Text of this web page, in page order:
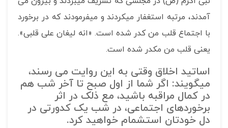
آمدند، مرتبه استغفار می­کردند و می­فرمودند که در برخورد
با اجتماع قلب من کدر شده است. «انه لیغان علی قلبی».
یعنی قلب من مکدر شده است.
اساتید اخلاق وقتی به این روایت می رسند،
می­گویند: اگر شما از اول صبح تا آخر شب هم
در کمال مراقبه باشید، مع ذلک در اثر
برخوردهای اجتماعی، در شب یک کدورتی در
دل خودتان استشمام خواهید کرد.